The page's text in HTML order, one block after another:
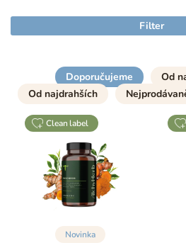
Filter
Doporučujeme
Od
Od najdrahších
clean label
Novinka